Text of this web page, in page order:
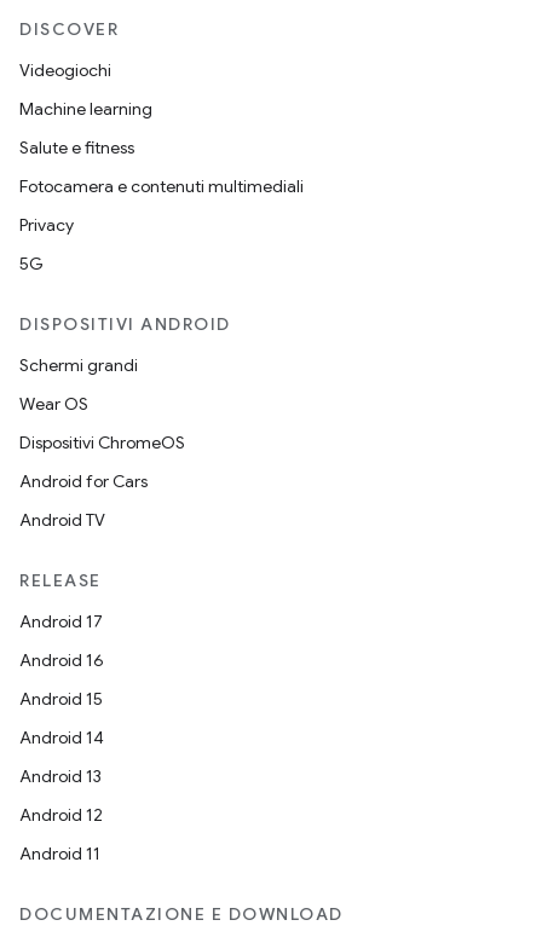
DISCOVER
Videogiochi
Machine learning
Salute e fitness
Fotocamera e contenuti multimediali
Privacy
5G
DISPOSITIVI ANDROID
Schermi grandi
Wear OS
Dispositivi ChromeOS
Android for Cars
Android TV
RELEASE
Android 17
Android 16
Android 15
Android 14
Android 13
Android 12
Android 11
DOCUMENTAZIONE E DOWNLOAD